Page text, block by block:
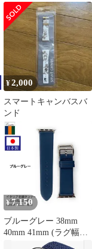
38mm/40mm/41mmアッ
プルウォッチ専用 バン
ド Emitta エミッタ ベル
ト インディゴ Apple
Watch 交換 EDCA-IO
¥2,000
スマートキャンバスバ
ンド
¥7,150
ブルーグレー 38mm
40mm 41mm (ラグ幅
22mm) アップルウォッ